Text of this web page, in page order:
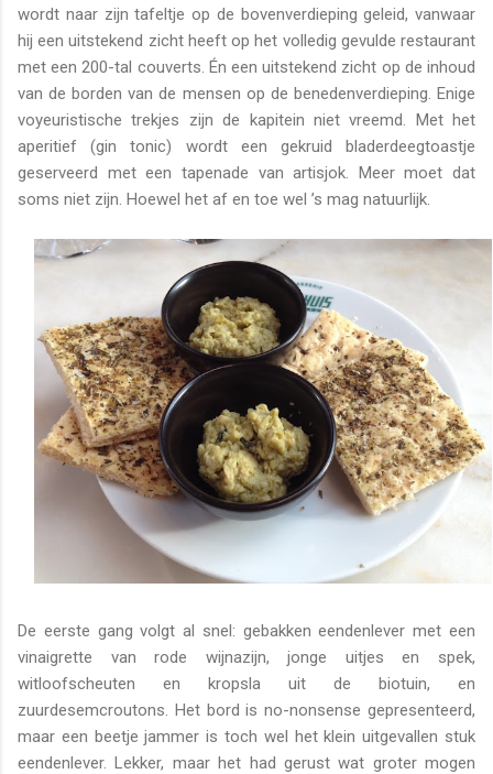
wordt naar zijn tafeltje op de bovenverdieping geleid, vanwaar
hij een uitstekend zicht heeft op het volledig gevulde restaurant
met een 200-tal couverts. Én een uitstekend zicht op de inhoud
van de borden van de mensen op de benedenverdieping. Enige
voyeuristische trekjes zijn de kapitein niet vreemd. Met het
aperitief (gin tonic) wordt een gekruid bladerdeegtoastje
geserveerd met een tapenade van artisjok. Meer moet dat
soms niet zijn. Hoewel het af en toe wel ’s mag natuurlijk.
De eerste gang volgt al snel: gebakken eendenlever met een
vinaigrette van rode wijnazijn, jonge uitjes en spek,
witloofscheuten en kropsla uit de biotuin, en
zuurdesemcroutons. Het bord is no-nonsense gepresenteerd,
maar een beetje jammer is toch wel het klein uitgevallen stuk
eendenlever. Lekker, maar het had gerust wat groter mogen